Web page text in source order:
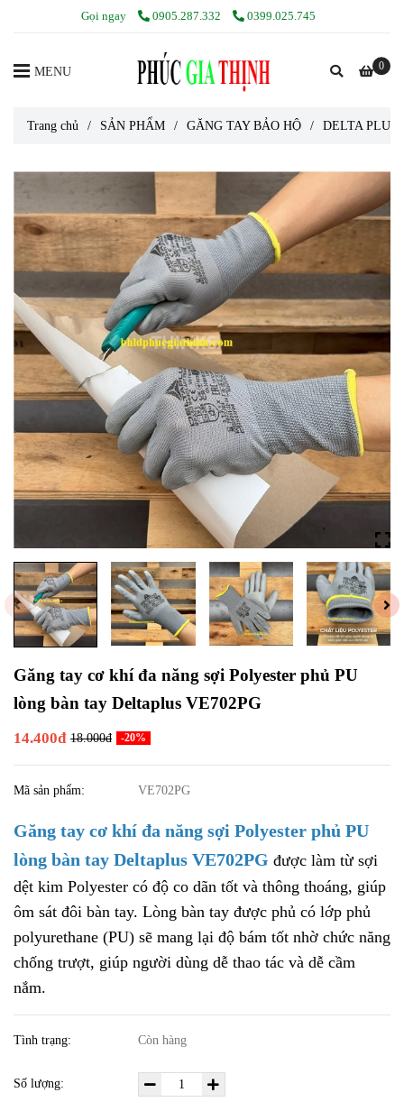
Gọi ngay 0905.287.332 0399.025.745
0
MENU
Trang chủ / SẢN PHẨM / GĂNG TAY BẢO HỘ / DELTA PLUS
Găng tay cơ khí đa năng sợi Polyester phủ PU
lòng bàn tay Deltaplus VE702PG
14.400đ 18.000đ -20%
Mã sản phẩm: VE702PG
Găng tay cơ khí đa năng sợi Polyester phủ PU
lòng bàn tay Deltaplus VE702PG được làm từ sợi
dệt kim Polyester có độ co dãn tốt và thông thoáng, giúp
ôm sát đôi bàn tay. Lòng bàn tay được phủ có lớp phủ
polyurethane (PU) sẽ mang lại độ bám tốt nhờ chức năng
chống trượt, giúp người dùng dễ thao tác và dễ cầm
nắm.
Tình trạng: Còn hàng
Số lượng: